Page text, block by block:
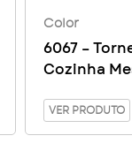
Color
6067 –
Cozinha
VER PRODUTO